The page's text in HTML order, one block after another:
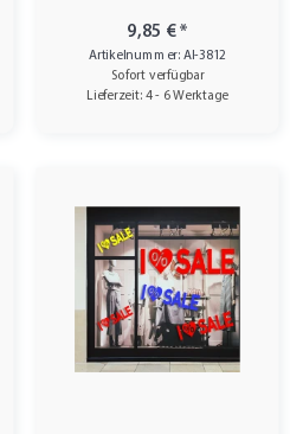
9,85 €*
Artikelnummer: AI-3812
Sofort verfügbar
Lieferzeit: 4 - 6 Werktage